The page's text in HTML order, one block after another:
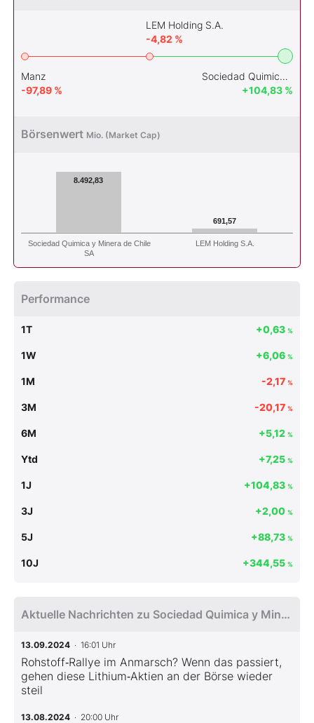
Manz
-97,89 %
LEM Holding S.A.
-4,82 %
Sociedad Quimica y Minera de Chile SA
+104,83 %
Börsenwert Mio. (Market Cap)
8.492,83
691,57
Sociedad Quimica y Minera de Chile
SA
LEM Holding S.A.
Performance
1T +0,63 %
1W +6,06 %
1M -2,17 %
3M -20,17 %
6M +5,12 %
Ytd +7,25 %
1J +104,83 %
3J +2,00 %
5J +88,73 %
10J +344,55 %
Aktuelle Nachrichten zu Sociedad Quimica y Minera de Chile SA
13.09.2024 · 16:01 Uhr
Rohstoff‑Rallye im Anmarsch? Wenn das passiert,
gehen diese Lithium‑Aktien an der Börse wieder
steil
13.08.2024 · 20:00 Uhr